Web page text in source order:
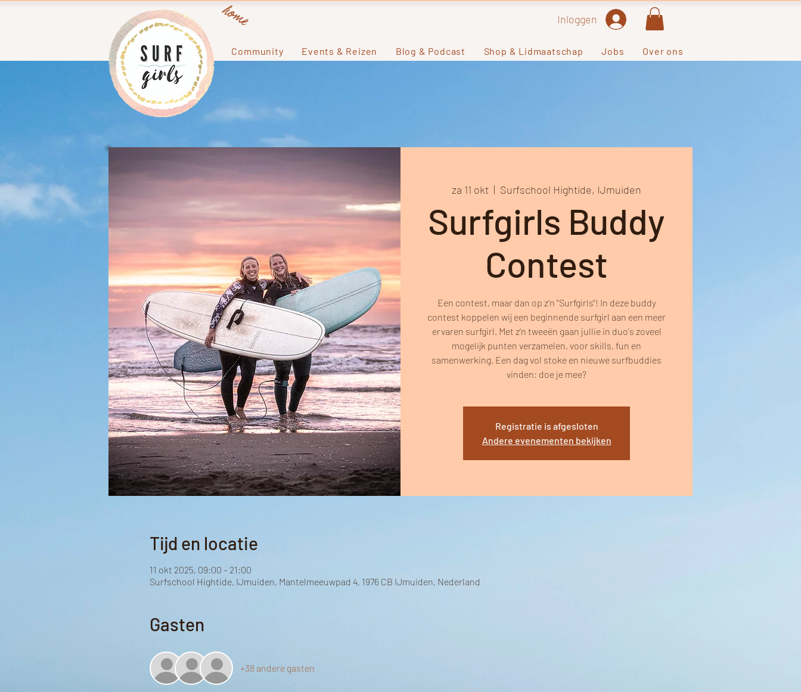
Inloggen
Community Events & Reizen Blog & Podcast Shop & Lidmaatschap Jobs Over ons
home
za 11 okt
  |
Surfschool Hightide, IJmuiden
Surfgirls Buddy
Contest
Een contest, maar dan op z'n "Surfgirls"! In deze buddy
contest koppelen wij een beginnende surfgirl aan een meer
ervaren surfgirl. Met z'n tweeën gaan jullie in duo's zoveel
mogelijk punten verzamelen, voor skills, fun en
samenwerking. Een dag vol stoke en nieuwe surfbuddies
vinden: doe je mee?
Registratie is afgesloten
Andere evenementen bekijken
Tijd en locatie
11 okt 2025, 09:00 – 21:00
Surfschool Hightide, IJmuiden, Mantelmeeuwpad 4, 1976 CB IJmuiden, Nederland
Gasten
+38 andere gasten